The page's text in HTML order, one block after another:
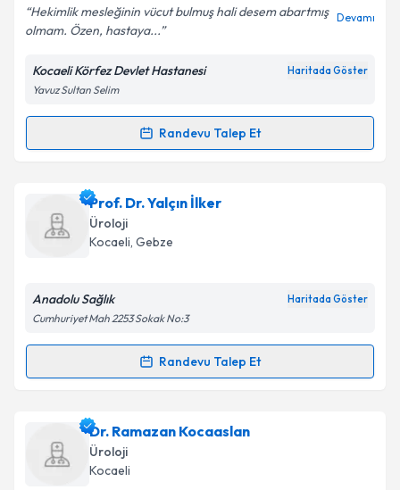
Kişisel verilerimin işlenmesine ilişkin
Aydınlatma
Metni'ni okudum ve kişisel verilerimin belirtilen
kapsamda işlenmesini kabul ediyorum.
Hekimlik mesleğinin vücut bulmuş hali desem abartmış
olmam. Özen, hastaya...
Devamı
Kocaeli Körfez Devlet Hastanesi Haritada Göster
Yavuz Sultan Selim
Randevu Talep Et
Randevu Takvimi Talebi
Op. Dr. Ercan Aydınoğluiçin randevu takvimi talebi
oluşturun. Size bu uzmandan randevu almanız için bir
takvim hazırlandığında e-posta ile bilgilendireceğiz.
Kişisel verilerimin işlenmesine ilişkin
Metni'ni okudum ve kişisel verilerimin belirtilen
Prof. Dr. Yalçın İlker
Üroloji
Kocaeli, Gebze
Anadolu Sağlık Haritada Göster
Cumhuriyet Mah 2253 Sokak No:3
Randevu Talep Et
Randevu Takvimi Talebi
Prof. Dr. Yalçın İlkeriçin randevu takvimi talebi
oluşturun. Size bu uzmandan randevu almanız için bir
takvim hazırlandığında e-posta ile bilgilendireceğiz.
Dr. Ramazan Kocaaslan
Üroloji
Kocaeli